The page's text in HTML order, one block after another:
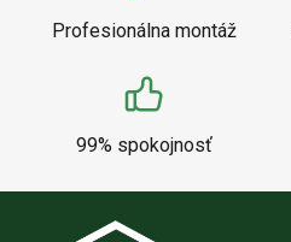
Profesionálna montáž
99% spokojnosť